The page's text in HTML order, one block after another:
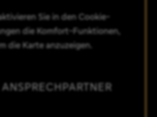
Sie in den Cookie-
die Komfort-Funktionen,
die Karte anzuzeigen.